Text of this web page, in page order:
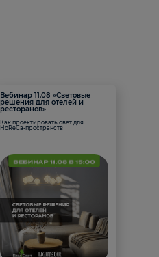
Вебинар 11.08 «Световые
решения для отелей и
ресторанов»
Как проектировать свет для
HoReCa-пространств